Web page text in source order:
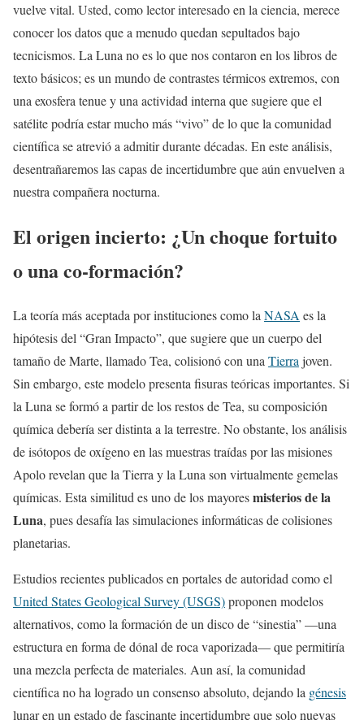
vuelve vital. Usted, como lector interesado en la ciencia, merece
conocer los datos que a menudo quedan sepultados bajo
tecnicismos. La Luna no es lo que nos contaron en los libros de
texto básicos; es un mundo de contrastes térmicos extremos, con
una exosfera tenue y una actividad interna que sugiere que el
satélite podría estar mucho más “vivo” de lo que la comunidad
científica se atrevió a admitir durante décadas. En este análisis,
desentrañaremos las capas de incertidumbre que aún envuelven a
nuestra compañera nocturna.
El origen incierto: ¿Un choque fortuito
o una co-formación?
La teoría más aceptada por instituciones como la NASA es la
hipótesis del “Gran Impacto”, que sugiere que un cuerpo del
tamaño de Marte, llamado Tea, colisionó con una Tierra joven.
Sin embargo, este modelo presenta fisuras teóricas importantes. Si
la Luna se formó a partir de los restos de Tea, su composición
química debería ser distinta a la terrestre. No obstante, los análisis
de isótopos de oxígeno en las muestras traídas por las misiones
Apolo revelan que la Tierra y la Luna son virtualmente gemelas
químicas. Esta similitud es uno de los mayoresmisterios de la
Luna, pues desafía las simulaciones informáticas de colisiones
planetarias.
Estudios recientes publicados en portales de autoridad como el
United States Geological Survey (USGS)proponen modelos
alternativos, como la formación de un disco de “sinestia” —una
estructura en forma de dónal de roca vaporizada— que permitiría
una mezcla perfecta de materiales. Aun así, la comunidad
científica no ha logrado un consenso absoluto, dejando la génesis
lunar en un estado de fascinante incertidumbre que solo nuevas